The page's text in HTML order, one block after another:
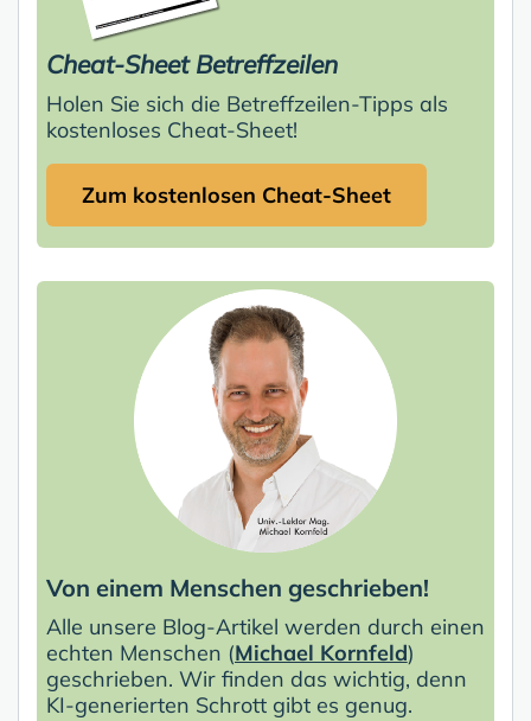
Cheat-Sheet Betreffzeilen
Holen Sie sich die Betreffzeilen-Tipps als
kostenloses Cheat-Sheet!
Zum kostenlosen Cheat-Sheet
Von einem Menschen geschrieben!
Alle unsere Blog-Artikel werden durch einen
echten Menschen (Michael Kornfeld)
geschrieben. Wir finden das wichtig, denn
KI-generierten Schrott gibt es genug.